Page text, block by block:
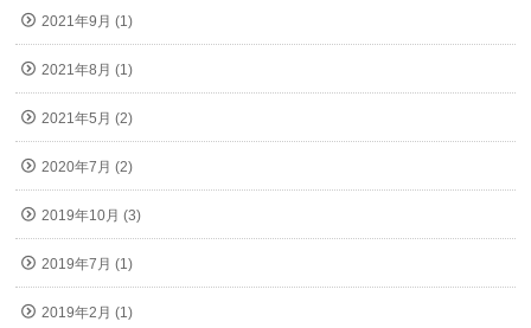
2021年9月 (1)
2021年8月 (1)
2021年5月 (2)
2020年7月 (2)
2019年10月 (3)
2019年7月 (1)
2019年2月 (1)